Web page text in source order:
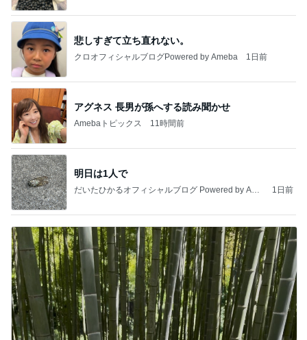
悲しすぎて立ち直れない。
クロオフィシャルブログPowered by Ameba 1日前
アグネス 長男が孫へする読み聞かせ
Amebaトピックス 11時間前
明日は1人で
だいたひかるオフィシャルブログ Powered by Ame
1日前